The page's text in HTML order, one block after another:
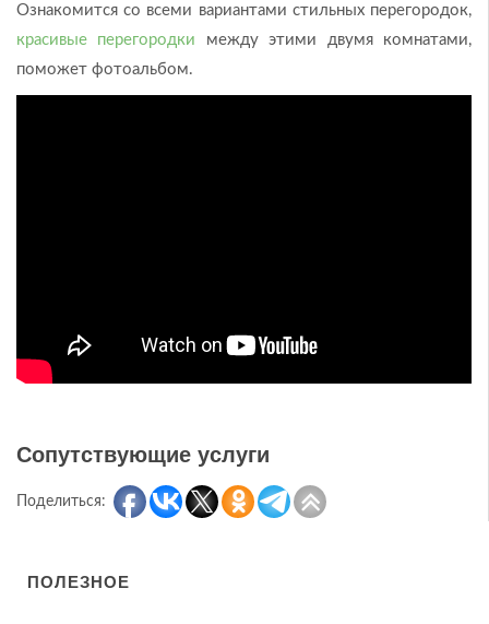
Ознакомится со всеми вариантами стильных перегородок,
красивые перегородки между этими двумя комнатами,
поможет фотоальбом.
Сопутствующие услуги
Поделиться:
ПОЛЕЗНОЕ